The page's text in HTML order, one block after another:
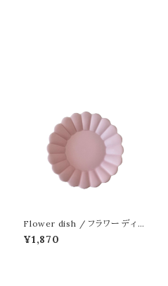
Flower dish / フラワー ディッ
シュ 15cm
¥1,870